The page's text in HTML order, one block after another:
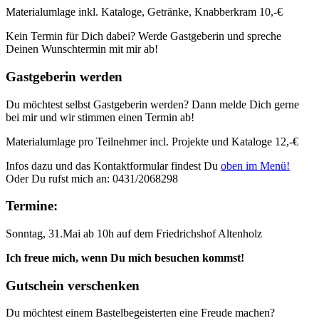
Materialumlage inkl. Kataloge, Getränke, Knabberkram 10,-€
Kein Termin für Dich dabei? Werde Gastgeberin und spreche
Deinen Wunschtermin mit mir ab!
Gastgeberin werden
Du möchtest selbst Gastgeberin werden? Dann melde Dich gerne
bei mir und wir stimmen einen Termin ab!
Materialumlage pro Teilnehmer incl. Projekte und Kataloge 12,-€
Infos dazu und das Kontaktformular findest Du oben im Menü!
Oder Du rufst mich an: 0431/2068298
Termine:
Sonntag, 31.Mai ab 10h auf dem Friedrichshof Altenholz
Ich freue mich, wenn Du mich besuchen kommst!
Gutschein verschenken
Du möchtest einem Bastelbegeisterten eine Freude machen?